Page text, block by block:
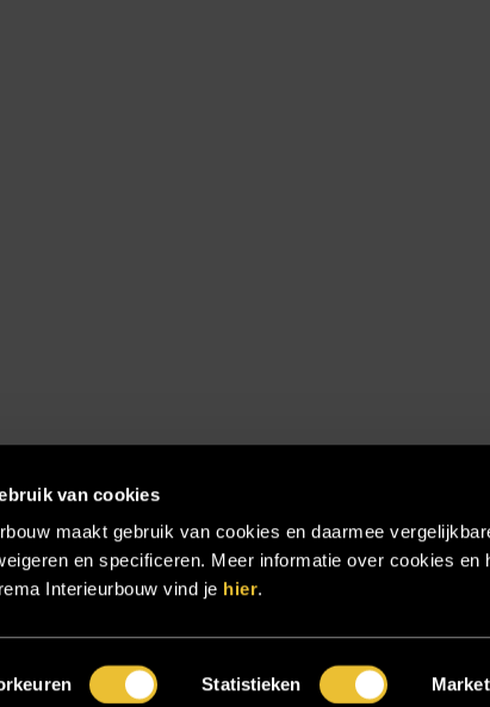
van cookies
maakt gebruik van cookies en daarmee
en specificeren. Meer informatie over cookies en
Interieurbouw vind je hier.
Statistieken